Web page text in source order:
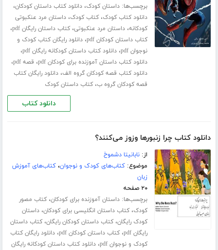
برچسب‌ها:داستان کودک،دانلود کتاب داستان کودکان،
دانلود کتاب کودک،کتاب کودک،داستان مرد عنکبوتی
کودکانه،داستان مرد عنکبوتی،کتاب داستان رایگان pdf ،
کتاب داستان کودکان pdf ،دانلود رایگان کتاب کودک و
نوجوان pdf
،دانلود کتاب داستان کودکانه رایگان pdf ،
دانلود کتاب داستان آموزنده برای کودکان pdf ، قصه pdf ،
دانلود کتاب قصه کودکان گروه الف،دانلود رایگان کتاب
قصه کودکان گروه ب،کتاب داستان کودک
دانلود کتاب
دانلود کتاب چرا زنبورها وزوز می‌کنند؟
از:نابانیتا دشموخ
موضوع:کتاب‌های کودک و نوجوان،کتاب‌های آموزش
زبان
۲۰ صفحه
برچسب‌ها:داستان آموزنده برای کودکان،کتاب مصور
کودک،کتاب داستان انگلیسی برای کودکان،داستان
کودک رایگان،کتاب داستان کودکان رایگان،کتاب داستان
رایگان pdf
،کتاب داستان کودکان pdf ،دانلود رایگان کتاب
کودک و نوجوان pdf
،دانلود کتاب داستان کودکانه رایگان